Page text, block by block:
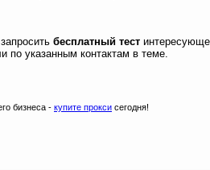
бесплатный тест
по указанным контактам в теме.
бизнеса - купите прокси сегодня!